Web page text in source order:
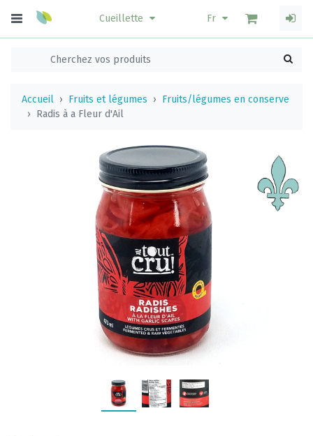
Cueillette Fr
Accueil Fruits et légumes
Fruits/légumes en conserve
Radis à a Fleur d'Ail